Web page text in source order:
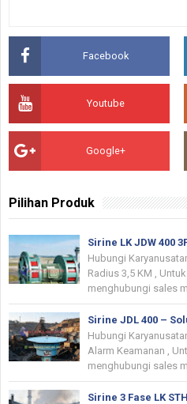
Facebook
Youtube
Google+
Pilihan Produk
Sirine LK JDW 400
Hubungi
Radius 3,5 KM ,
menghubungi sales
Sirine JDL 400 –
Hubungi
Alarm Keamanan ,
menghubungi sales
Sirine 3 Fase LK